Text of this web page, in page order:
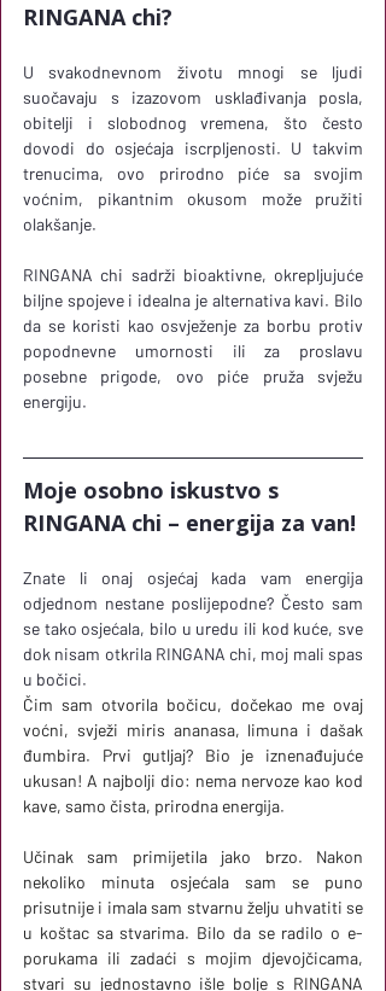
RINGANA chi?
U svakodnevnom životu mnogi se ljudi
suočavaju s izazovom usklađivanja posla,
obitelji i slobodnog vremena, što često
dovodi do osjećaja iscrpljenosti. U takvim
trenucima, ovo prirodno piće sa svojim
voćnim, pikantnim okusom može pružiti
olakšanje.
RINGANA chi sadrži bioaktivne, okrepljujuće
biljne spojeve i idealna je alternativa kavi. Bilo
da se koristi kao osvježenje za borbu protiv
popodnevne umornosti ili za proslavu
posebne prigode, ovo piće pruža svježu
energiju.
Moje osobno iskustvo s
RINGANA chi – energija za van!
Znate li onaj osjećaj kada vam energija
odjednom nestane poslijepodne? Često sam
se tako osjećala, bilo u uredu ili kod kuće, sve
dok nisam otkrila RINGANA chi, moj mali spas
u bočici.
Čim sam otvorila bočicu, dočekao me ovaj
voćni, svježi miris ananasa, limuna i dašak
đumbira. Prvi gutljaj? Bio je iznenađujuće
ukusan! A najbolji dio: nema nervoze kao kod
kave, samo čista, prirodna energija.
Učinak sam primijetila jako brzo. Nakon
nekoliko minuta osjećala sam se puno
prisutnije i imala sam stvarnu želju uhvatiti se
u koštac sa stvarima. Bilo da se radilo o e-
porukama ili zadaći s mojim djevojčicama,
stvari su jednostavno išle bolje s RINGANA